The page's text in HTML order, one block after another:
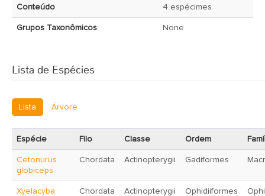
Conteúdo 4 espécimes
Grupos Taxonômicos None
Lista de Espécies
Lista Árvore
Espécie Filo Classe Ordem
Cetonurus
globiceps
Chordata Actinopterygii Gadiformes
Xyelacyba
Chordata Actinopterygii Ophidiiformes